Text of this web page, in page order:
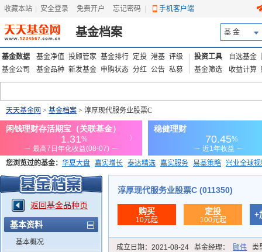
收藏本站 安全登录 免费开户 忘记密码 手机客户端
基金档案 基 金
基金数据 基金净值 投顾管家 基金排行 定投 港基 评级
基金公司
基金品种 新发基金 申购状态 分红 公告 私募
投资工具 自选基金
基金筛选
收益计算
天天基金网 > 基金档案 > 淳厚现代服务业股票C
您浏览过的基金： 华夏大盘 嘉实增长 泰达精选 嘉实服务 易基策略 兴业全球
添富优势 华安宏利 上证180价值ETF
返回基金品种页
基本资料
基本概况
淳厚现代服务业股票C (011350)
购买
10元起
定投
100元起
+
成立日期： 2021-08-24 基金经理： 顾伟 类